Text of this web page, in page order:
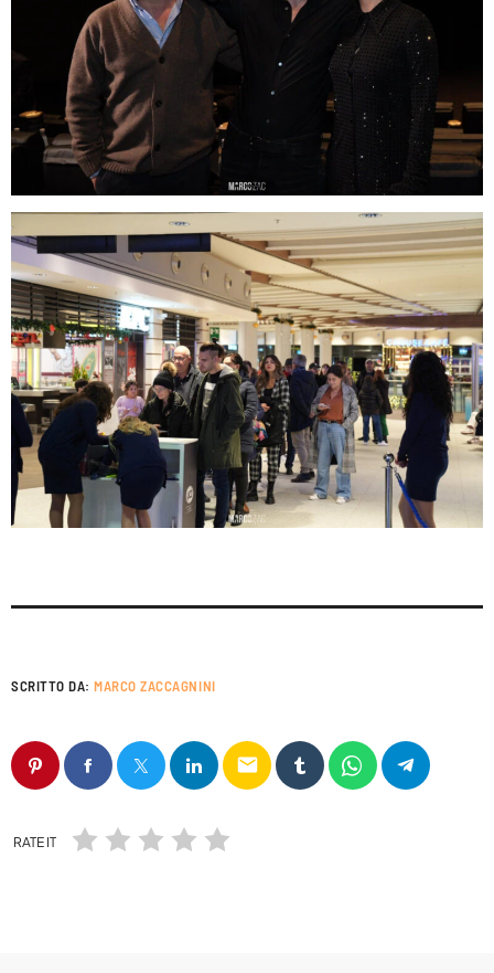
Musica
News
Premi
Primo Piano
Sanremo
Senza categoria
Sport
Teatro
uscite
Viaggi
World
SCRITTO DA:MARCO ZACCAGNINI
email
RATE IT